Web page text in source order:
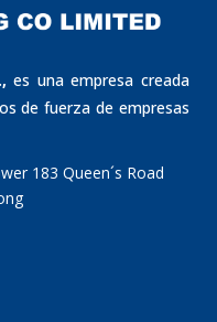
es una empresa creada
de fuerza de empresas
183 Queen´s Road